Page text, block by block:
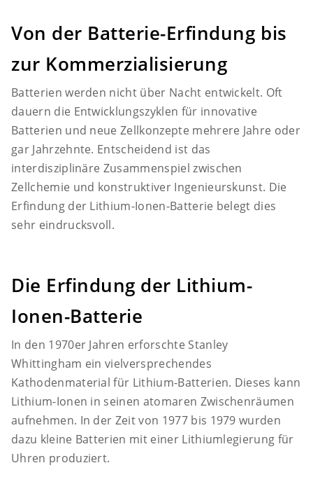
Von der Batterie-Erfindung bis
zur Kommerzialisierung
Batterien werden nicht über Nacht entwickelt. Oft
dauern die Entwicklungszyklen für innovative
Batterien und neue Zellkonzepte mehrere Jahre oder
gar Jahrzehnte. Entscheidend ist das
interdisziplinäre Zusammenspiel zwischen
Zellchemie und konstruktiver Ingenieurskunst. Die
Erfindung der Lithium-Ionen-Batterie belegt dies
sehr eindrucksvoll.
Die Erfindung der Lithium-
Ionen-Batterie
In den 1970er Jahren erforschte Stanley
Whittingham ein vielversprechendes
Kathodenmaterial für Lithium-Batterien. Dieses kann
Lithium-Ionen in seinen atomaren Zwischenräumen
aufnehmen. In der Zeit von 1977 bis 1979 wurden
dazu kleine Batterien mit einer Lithiumlegierung für
Uhren produziert.